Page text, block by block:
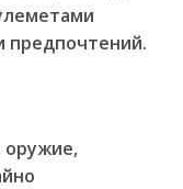
предпочтений.
оружие,